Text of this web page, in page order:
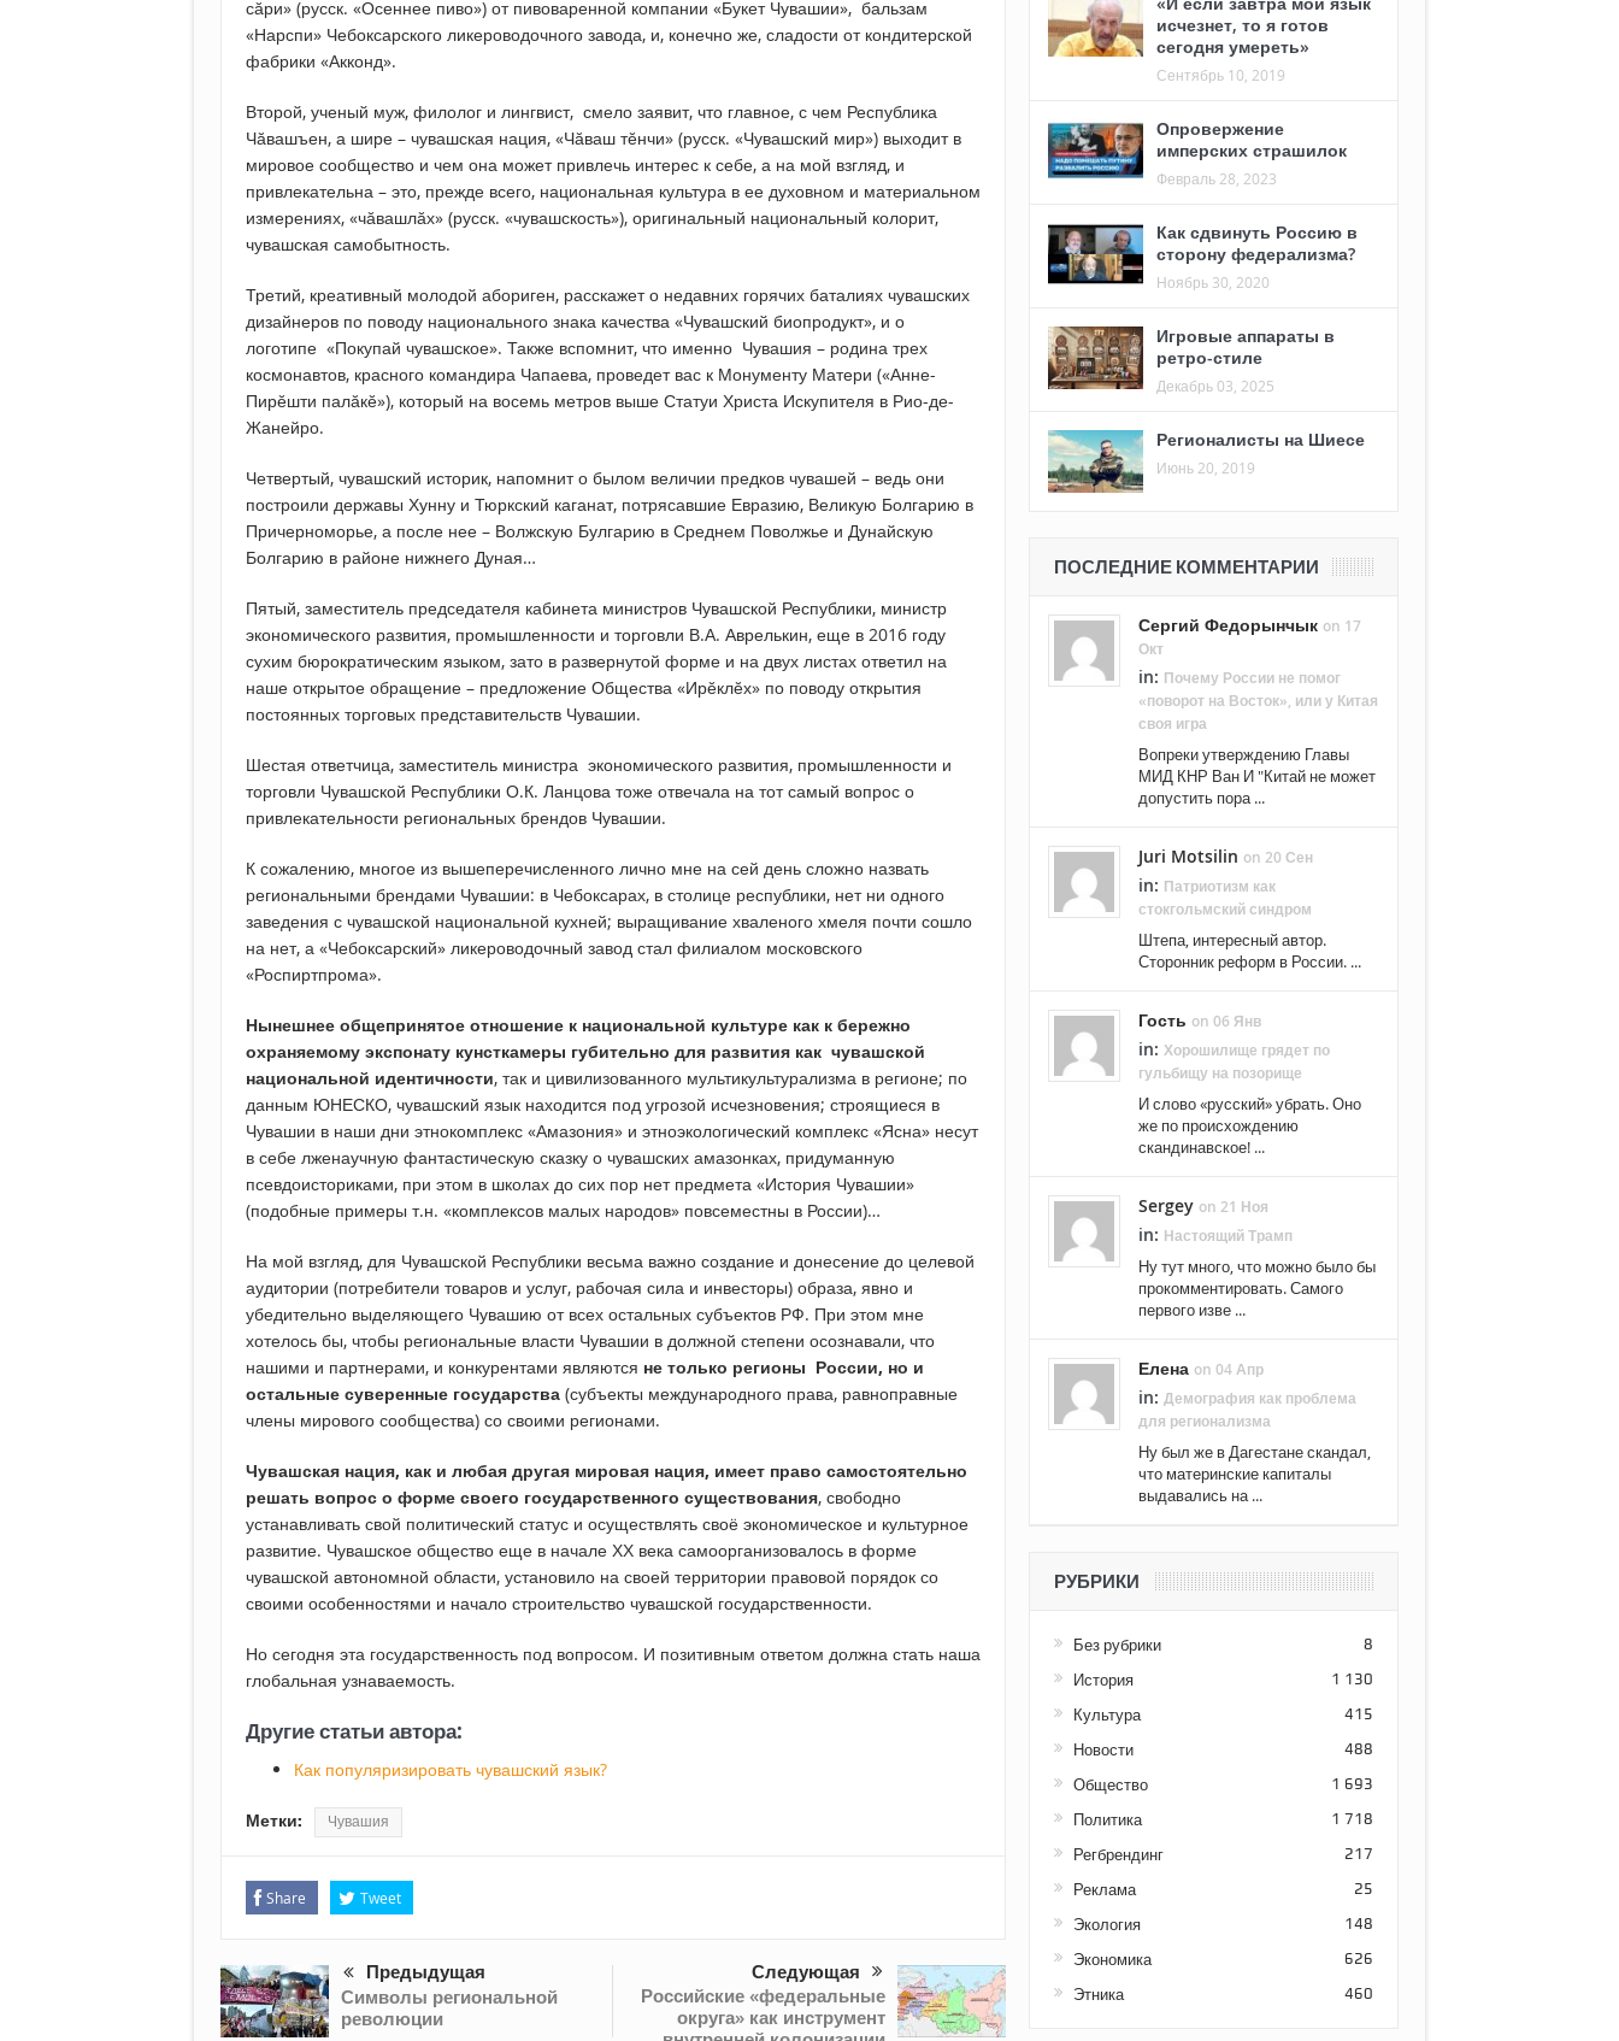
сӑри» (русск. «Осеннее пиво») от пивоваренной компании «Букет Чувашии», бальзам
«Нарспи» Чебоксарского ликероводочного завода, и, конечно же, сладости от кондитерской
фабрики «Акконд».
Второй, ученый муж, филолог и лингвист, смело заявит, что главное, с чем Республика
Чӑвашъен, а шире – чувашская нация, «Чӑваш тӗнчи» (русск. «Чувашский мир») выходит в
мировое сообщество и чем она может привлечь интерес к себе, а на мой взгляд, и
привлекательна – это, прежде всего, национальная культура в ее духовном и материальном
измерениях, «чӑвашлӑх» (русск. «чувашскость»), оригинальный национальный колорит,
чувашская самобытность.
Третий, креативный молодой абориген, расскажет о недавних горячих баталиях чувашских
дизайнеров по поводу национального знака качества «Чувашский биопродукт», и о
логотипе «Покупай чувашское». Также вспомнит, что именно Чувашия – родина трех
космонавтов, красного командира Чапаева, проведет вас к Монументу Матери («Анне-
Пирӗшти палӑкӗ»), который на восемь метров выше Статуи Христа Искупителя в Рио-де-
Жанейро.
Четвертый, чувашский историк, напомнит о былом величии предков чувашей – ведь они
построили державы Хунну и Тюркский каганат, потрясавшие Евразию, Великую Болгарию в
Причерноморье, а после нее – Волжскую Булгарию в Среднем Поволжье и Дунайскую
Болгарию в районе нижнего Дуная…
Пятый, заместитель председателя кабинета министров Чувашской Республики, министр
экономического развития, промышленности и торговли В.А. Аврелькин, еще в 2016 году
сухим бюрократическим языком, зато в развернутой форме и на двух листах ответил на
наше открытое обращение – предложение Общества «Ирӗклӗх» по поводу открытия
постоянных торговых представительств Чувашии.
Шестая ответчица, заместитель министра экономического развития, промышленности и
торговли Чувашской Республики О.К. Ланцова тоже отвечала на тот самый вопрос о
привлекательности региональных брендов Чувашии.
К сожалению, многое из вышеперечисленного лично мне на сей день сложно назвать
региональными брендами Чувашии: в Чебоксарах, в столице республики, нет ни одного
заведения с чувашской национальной кухней; выращивание хваленого хмеля почти сошло
на нет, а «Чебоксарский» ликероводочный завод стал филиалом московского
«Роспиртпрома».
Нынешнее общепринятое отношение к национальной культуре как к бережно
охраняемому экспонату кунсткамеры губительно для развития как чувашской
национальной идентичности, так и цивилизованного мультикультурализма в регионе; по
данным ЮНЕСКО, чувашский язык находится под угрозой исчезновения; строящиеся в
Чувашии в наши дни этнокомплекс «Амазония» и этноэкологический комплекс «Ясна» несут
в себе лженаучную фантастическую сказку о чувашских амазонках, придуманную
псевдоисториками, при этом в школах до сих пор нет предмета «История Чувашии»
(подобные примеры т.н. «комплексов малых народов» повсеместны в России)…
На мой взгляд, для Чувашской Республики весьма важно создание и донесение до целевой
аудитории (потребители товаров и услуг, рабочая сила и инвесторы) образа, явно и
убедительно выделяющего Чувашию от всех остальных субъектов РФ. При этом мне
хотелось бы, чтобы региональные власти Чувашии в должной степени осознавали, что
нашими и партнерами, и конкурентами являются не только регионы России, но и
остальные суверенные государства (субъекты международного права, равноправные
члены мирового сообщества) со своими регионами.
Чувашская нация, как и любая другая мировая нация, имеет право самостоятельно
решать вопрос о форме своего государственного существования, свободно
устанавливать свой политический статус и осуществлять своё экономическое и культурное
развитие. Чувашское общество еще в начале ХХ века самоорганизовалось в форме
чувашской автономной области, установило на своей территории правовой порядок со
своими особенностями и начало строительство чувашской государственности.
Но сегодня эта государственность под вопросом. И позитивным ответом должна стать наша
глобальная узнаваемость.
Другие статьи автора:
Как популяризировать чувашский язык?
Метки: Чувашия
Share Tweet
Предыдущая
Символы региональной
революции
Следующая
Российские «федеральные
округа» как инструмент
исчезнет, то я готов
сегодня умереть»
Сентябрь 10, 2019
Опровержение
имперских страшилок
Февраль 28, 2023
Как сдвинуть Россию в
сторону федерализма?
Ноябрь 30, 2020
Игровые аппараты в
ретро-стиле
Декабрь 03, 2025
Регионалисты на Шиесе
Июнь 20, 2019
ПОСЛЕДНИЕ КОММЕНТАРИИ
Сергий Федорынчык on 17
Окт
in: Почему России не помог
«поворот на Восток», или у Китая
своя игра
Вопреки утверждению Главы
МИД КНР Ван И "Китай не может
допустить пора ...
Juri Motsilin on 20 Сен
in: Патриотизм как
стокгольмский синдром
Штепа, интересный автор.
Сторонник реформ в России. ...
Гость on 06 Янв
in: Хорошилище грядет по
гульбищу на позорище
И слово «русский» убрать. Оно
же по происхождению
скандинавское! ...
Sergey on 21 Ноя
in: Настоящий Трамп
Ну тут много, что можно было бы
прокомментировать. Самого
первого изве ...
Елена on 04 Апр
in: Демография как проблема
для регионализма
Ну был же в Дагестане скандал,
что материнские капиталы
выдавались на ...
РУБРИКИ
Без рубрики 8
История 1 130
Культура 415
Новости 488
Общество 1 693
Политика 1 718
Регбрендинг 217
Реклама 25
Экология 148
Экономика 626
Этника 460